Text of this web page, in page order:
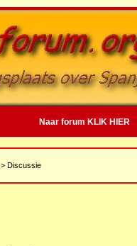
Naar forum KLIK HIER
> Discussie